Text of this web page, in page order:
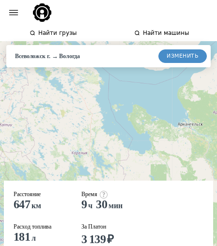
Найти грузы Найти машины
Всеволожск г.→Вологда ИЗМЕНИТЬ
Расстояние
647км
Расход топлива
181 л
Время
9ч 30мин
За Платон
3 139₽